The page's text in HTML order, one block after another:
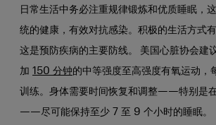
日常生活中务必注重规律锻炼和优质睡眠，
统的健康，有效对抗感染。积极的生活方式
这是预防疾病的主要防线。 美国心脏协会建
加 150 分钟的中等强度至高强度有氧运动，
训练。 身体需要时间恢复和调整——特别是
——尽可能保持至少 7 至 9 个小时的睡眠。